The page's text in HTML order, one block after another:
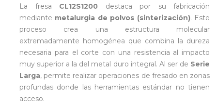
La fresa CL12S1200 destaca por su fabricación
mediante metalurgia de polvos (sinterización). Este
proceso crea una estructura molecular
extremadamente homogénea que combina la dureza
necesaria para el corte con una resistencia al impacto
muy superior a la del metal duro integral. Al ser de Serie
Larga, permite realizar operaciones de fresado en zonas
profundas donde las herramientas estándar no tienen
acceso.